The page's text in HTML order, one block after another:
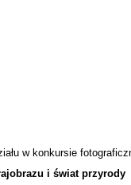
w konkursie
i świat przyrody